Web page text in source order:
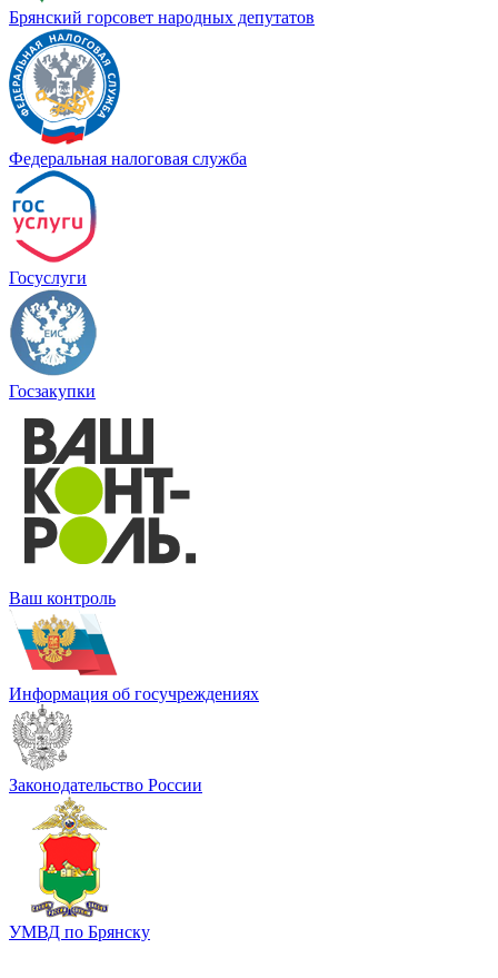
Брянский горсовет народных депутатов
Федеральная налоговая служба
Госуслуги
Госзакупки
Ваш контроль
Информация об госучреждениях
Законодательство России
УМВД по Брянску